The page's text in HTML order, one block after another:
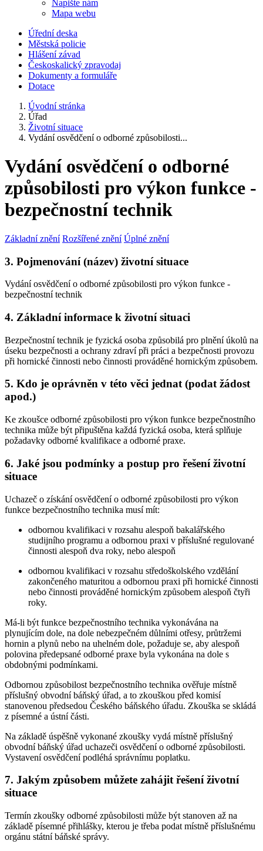
Napište nám
Mapa webu
Úřední deska
Městská policie
Hlášení závad
Českoskalický zpravodaj
Dokumenty a formuláře
Dotace
Úvodní stránka
Úřad
Životní situace
Vydání osvědčení o odborné způsobilosti...
Vydání osvědčení o odborné
způsobilosti pro výkon funkce -
bezpečnostní technik
Základní znění Rozšířené znění Úplné znění
3. Pojmenování (název) životní situace
Vydání osvědčení o odborné způsobilosti pro výkon funkce -
bezpečnostní technik
4. Základní informace k životní situaci
Bezpečnostní technik je fyzická osoba způsobilá pro plnění úkolů na
úseku bezpečnosti a ochrany zdraví při práci a bezpečnosti provozu
při hornické činnosti nebo činnosti prováděné hornickým způsobem.
5. Kdo je oprávněn v této věci jednat (podat žádost
apod.)
Ke zkoušce odborné způsobilosti pro výkon funkce bezpečnostního
technika může být připuštěna každá fyzická osoba, která splňuje
požadavky odborné kvalifikace a odborné praxe.
6. Jaké jsou podmínky a postup pro řešení životní
situace
Uchazeč o získání osvědčení o odborné způsobilosti pro výkon
funkce bezpečnostního technika musí mít:
odbornou kvalifikaci v rozsahu alespoň bakalářského
studijního programu a odbornou praxi v příslušné regulované
činnosti alespoň dva roky, nebo alespoň
odbornou kvalifikaci v rozsahu středoškolského vzdělání
zakončeného maturitou a odbornou praxi při hornické činnosti
nebo činnosti prováděné hornickým způsobem alespoň čtyři
roky.
Má-li být funkce bezpečnostního technika vykonávána na
plynujícím dole, na dole nebezpečném důlními otřesy, průtržemi
hornin a plynů nebo na uhelném dole, požaduje se, aby alespoň
polovina předepsané odborné praxe byla vykonána na dole s
obdobnými podmínkami.
Odbornou způsobilost bezpečnostního technika ověřuje místně
příslušný obvodní báňský úřad, a to zkouškou před komisí
stanovenou předsedou Českého báňského úřadu. Zkouška se skládá
z písemné a ústní části.
Na základě úspěšně vykonané zkoušky vydá místně příslušný
obvodní báňský úřad uchazeči osvědčení o odborné způsobilosti.
Vystavení osvědčení podléhá správnímu poplatku.
7. Jakým způsobem můžete zahájit řešení životní
situace
Termín zkoušky odborné způsobilosti může být stanoven až na
základě písemné přihlášky, kterou je třeba podat místně příslušnému
orgánu státní báňské správy.